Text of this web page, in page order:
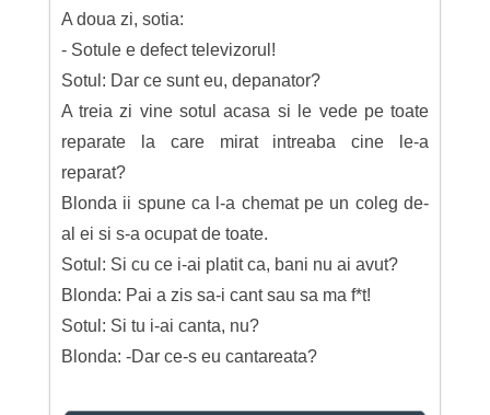
A doua zi, sotia:
- Sotule e defect televizorul!
Sotul: Dar ce sunt eu, depanator?
A treia zi vine sotul acasa si le vede pe toate
reparate la care mirat intreaba cine le-a
reparat?
Blonda ii spune ca l-a chemat pe un coleg de-
al ei si s-a ocupat de toate.
Sotul: Si cu ce i-ai platit ca, bani nu ai avut?
Blonda: Pai a zis sa-i cant sau sa ma f*t!
Sotul: Si tu i-ai canta, nu?
Blonda: -Dar ce-s eu cantareata?